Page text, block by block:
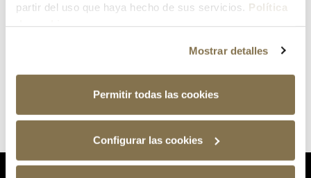
partir del uso que haya hecho de sus servicios. Política
Mostrar detalles
Permitir todas las cookies
Configurar las cookies